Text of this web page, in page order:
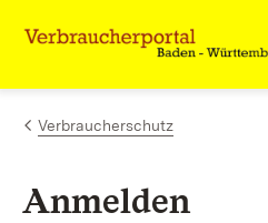
Zum Inhalt springen
Link zur Startseite
Verbraucherschutz
Anmelden